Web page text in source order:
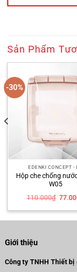
Sản Phẩm
-30%
EDENKI CONCEPT -
Hộp che chống
W05
110.000₫ Giá
là:
Giới thiệu
Công ty TNHH Thiết